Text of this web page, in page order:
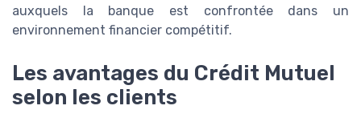
auxquels la banque est confrontée dans un
environnement financier compétitif.
Les avantages du Crédit Mutuel
selon les clients